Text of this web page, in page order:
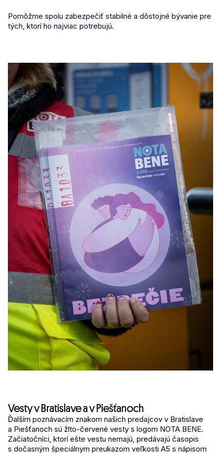
Pomôžme spolu zabezpečiť stabilné a dôstojné bývanie pre
tých, ktorí ho najviac potrebujú.
Vesty v Bratislave a v Piešťanoch
Ďalším poznávacím znakom našich predajcov v Bratislave
a Piešťanoch sú žlto-červené vesty s logom NOTA BENE.
Začiatočníci, ktorí ešte vestu nemajú, predávajú časopis
s dočasným špeciálnym preukazom veľkosti A5 s nápisom